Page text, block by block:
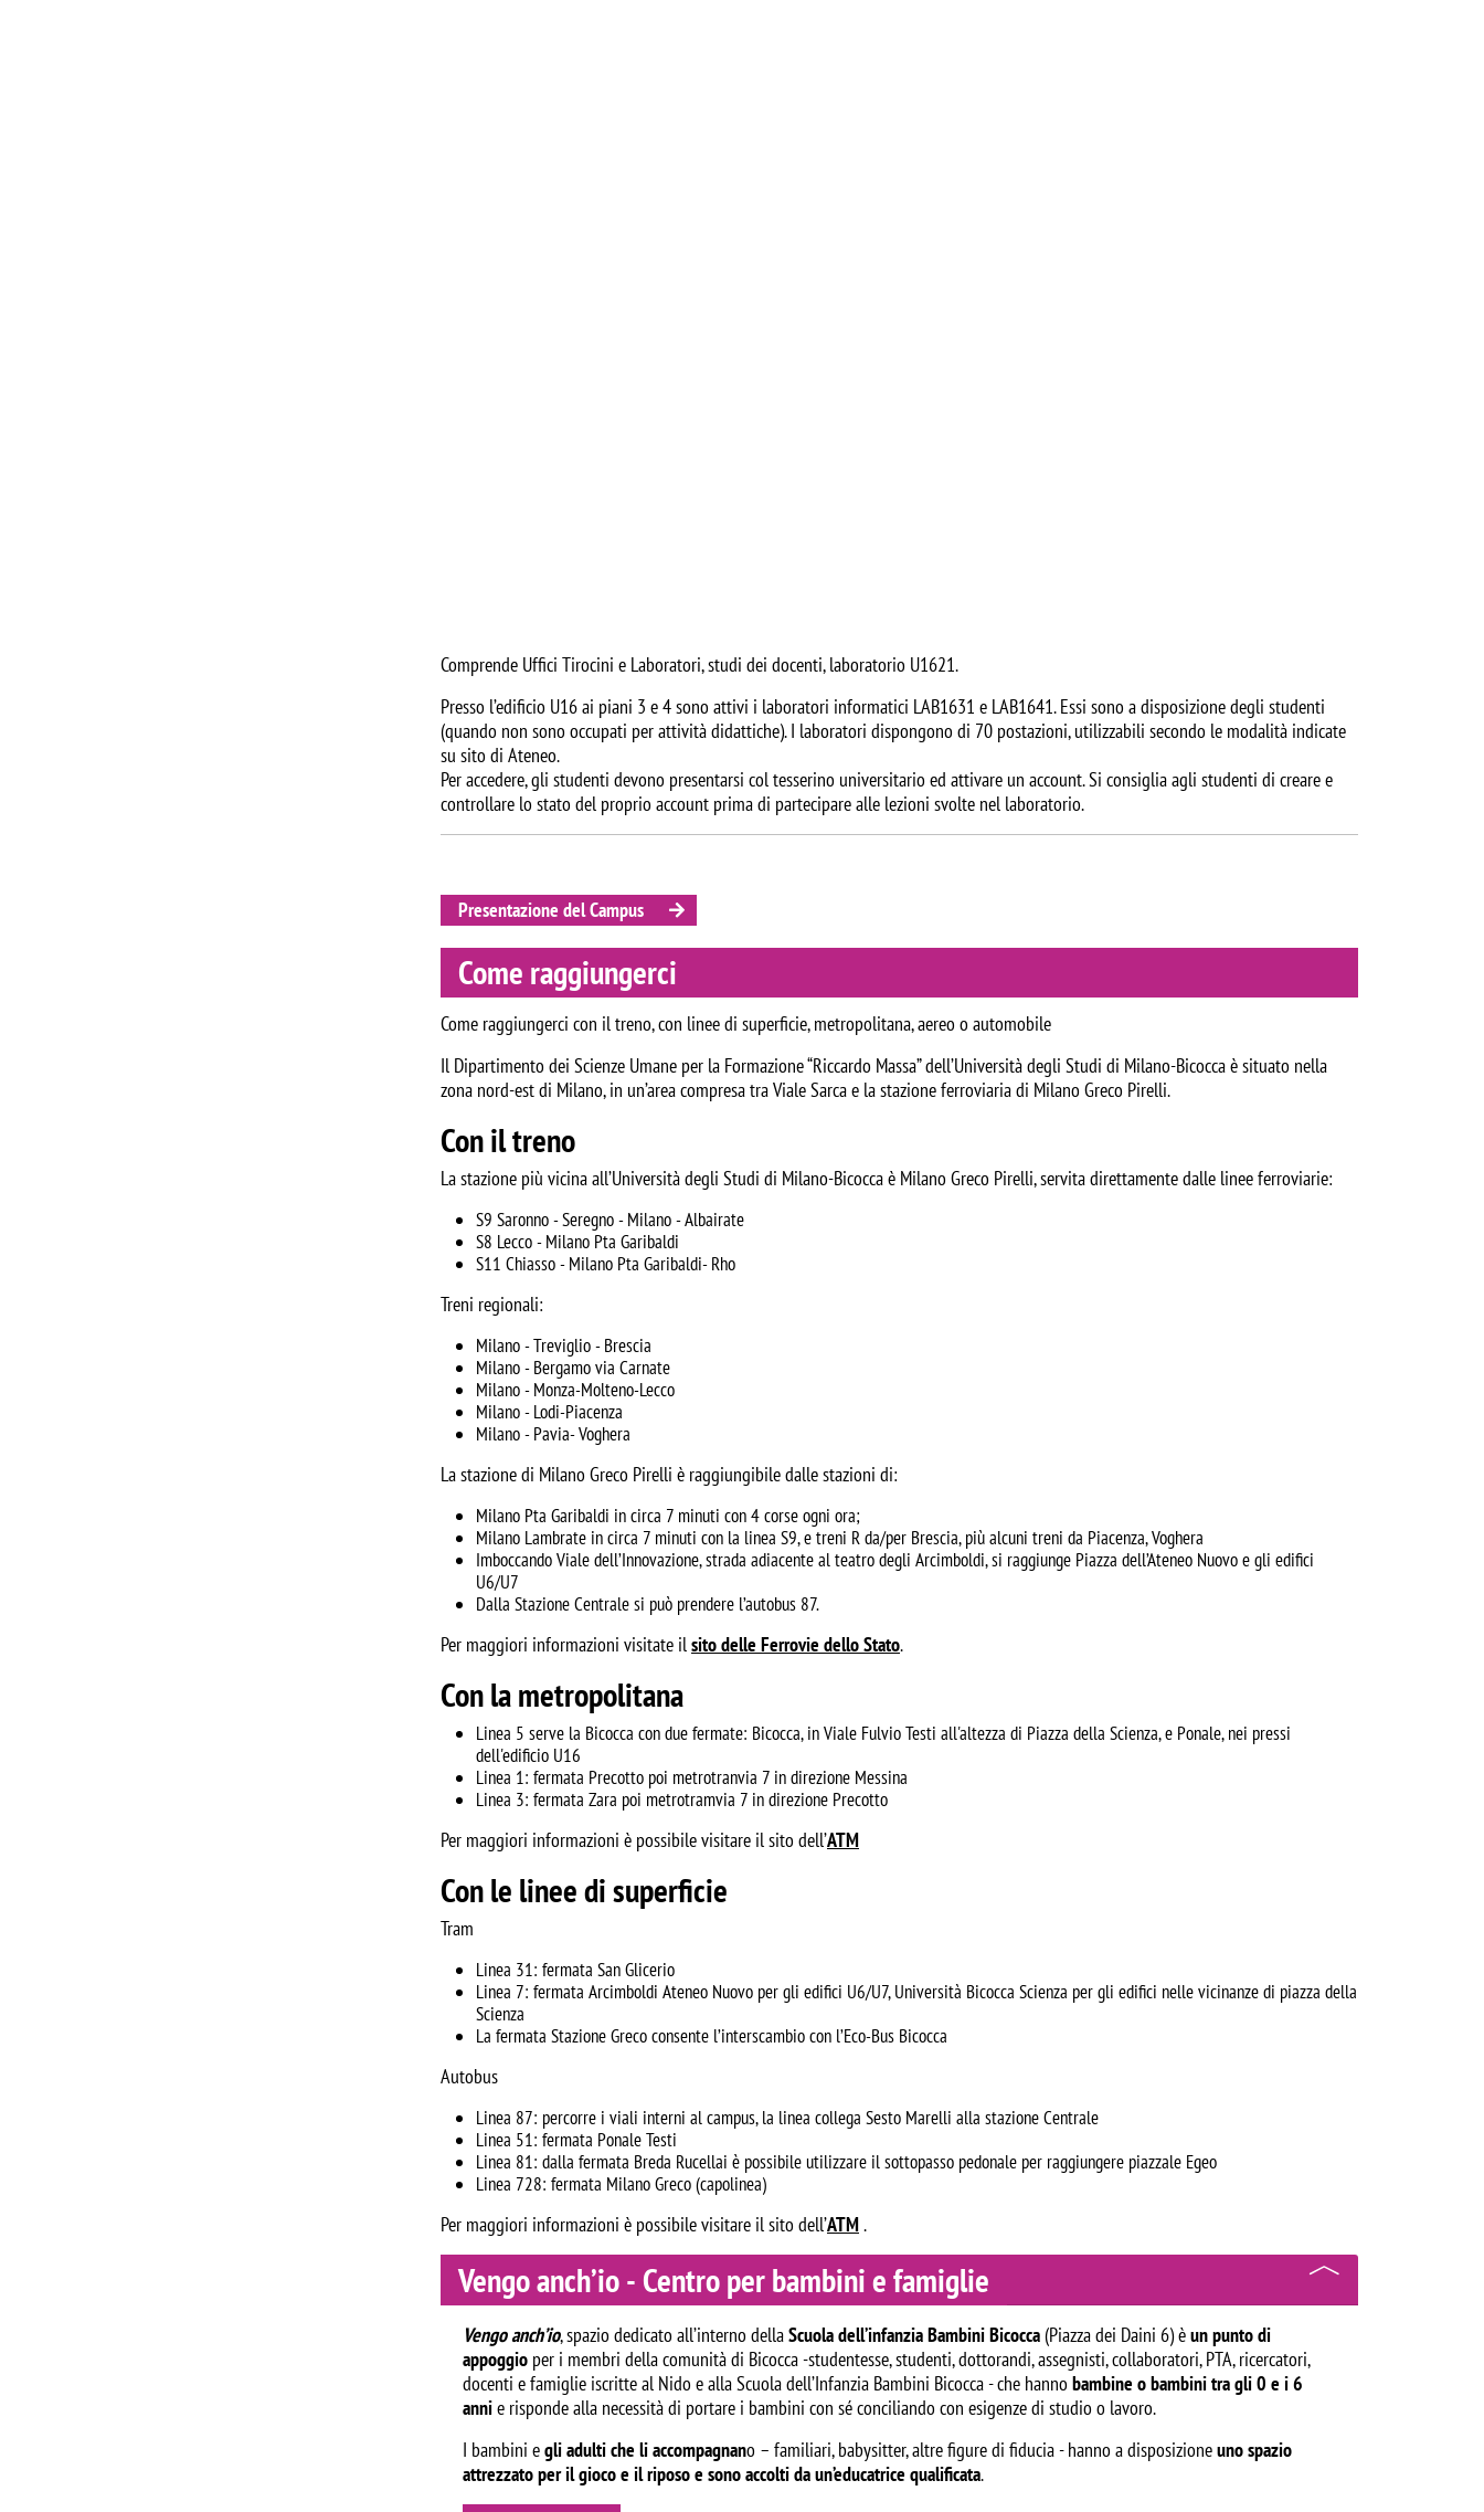
Comprende Uffici Tirocini e Laboratori, studi dei docenti, laboratorio U1621.
Presso l’edificio U16 ai piani 3 e 4 sono attivi i laboratori informatici LAB1631 e LAB1641. Essi sono a disposizione degli studenti
(quando non sono occupati per attività didattiche). I laboratori dispongono di 70 postazioni, utilizzabili secondo le modalità indicate
su sito di Ateneo.
Per accedere, gli studenti devono presentarsi col tesserino universitario ed attivare un account. Si consiglia agli studenti di creare e
controllare lo stato del proprio account prima di partecipare alle lezioni svolte nel laboratorio.
Presentazione del Campus
Come raggiungerci
Come raggiungerci con il treno, con linee di superficie, metropolitana, aereo o automobile
Il Dipartimento dei Scienze Umane per la Formazione “Riccardo Massa” dell’Università degli Studi di Milano-Bicocca è situato nella
zona nord-est di Milano, in un’area compresa tra Viale Sarca e la stazione ferroviaria di Milano Greco Pirelli.
Con il treno
La stazione più vicina all’Università degli Studi di Milano-Bicocca è Milano Greco Pirelli, servita direttamente dalle linee ferroviarie:
S9 Saronno - Seregno - Milano - Albairate
S8 Lecco - Milano Pta Garibaldi
S11 Chiasso - Milano Pta Garibaldi- Rho
Treni regionali:
Milano - Treviglio - Brescia
Milano - Bergamo via Carnate
Milano - Monza-Molteno-Lecco
Milano - Lodi-Piacenza
Milano - Pavia- Voghera
La stazione di Milano Greco Pirelli è raggiungibile dalle stazioni di:
Milano Pta Garibaldi in circa 7 minuti con 4 corse ogni ora;
Milano Lambrate in circa 7 minuti con la linea S9, e treni R da/per Brescia, più alcuni treni da Piacenza, Voghera
Imboccando Viale dell’Innovazione, strada adiacente al teatro degli Arcimboldi, si raggiunge Piazza dell’Ateneo Nuovo e gli edifici
U6/U7
Dalla Stazione Centrale si può prendere l’autobus 87.
Per maggiori informazioni visitate ilsito delle Ferrovie dello Stato.
Con la metropolitana
Linea 5 serve la Bicocca con due fermate: Bicocca, in Viale Fulvio Testi all'altezza di Piazza della Scienza, e Ponale, nei pressi
dell'edificio U16
Linea 1: fermata Precotto poi metrotranvia 7 in direzione Messina
Linea 3: fermata Zara poi metrotramvia 7 in direzione Precotto
Per maggiori informazioni è possibile visitare il sito dell’ATM
Con le linee di superficie
Tram
Linea 31: fermata San Glicerio
Linea 7: fermata Arcimboldi Ateneo Nuovo per gli edifici U6/U7, Università Bicocca Scienza per gli edifici nelle vicinanze di piazza della
Scienza
La fermata Stazione Greco consente l’interscambio con l’Eco-Bus Bicocca
Autobus
Linea 87: percorre i viali interni al campus, la linea collega Sesto Marelli alla stazione Centrale
Linea 51: fermata Ponale Testi
Linea 81: dalla fermata Breda Rucellai è possibile utilizzare il sottopasso pedonale per raggiungere piazzale Egeo
Linea 728: fermata Milano Greco (capolinea)
Per maggiori informazioni è possibile visitare il sito dell’ATM.
Vengo anch’io - Centro per bambini e famiglie
Vengo anch’io, spazio dedicato all’interno dellaScuola dell’infanzia Bambini Bicocca(Piazza dei Daini 6) èun punto di
appoggio per i membri della comunità di Bicocca -studentesse, studenti, dottorandi, assegnisti, collaboratori, PTA, ricercatori,
docenti e famiglie iscritte al Nido e alla Scuola dell’Infanzia Bambini Bicocca - che hannobambine o bambini tra gli 0 e i 6
annie risponde alla necessità di portare i bambini con sé conciliando con esigenze di studio o lavoro.
I bambini egli adulti che li accompagnano – familiari, babysitter, altre figure di fiducia - hanno a disposizioneuno spazio
attrezzato per il gioco e il riposo e sono accolti da un’educatrice qualificata.